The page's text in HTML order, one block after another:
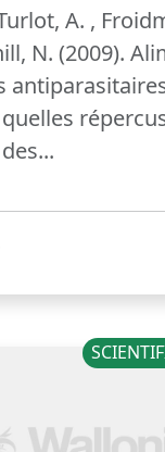
A. ,
N. (2009).